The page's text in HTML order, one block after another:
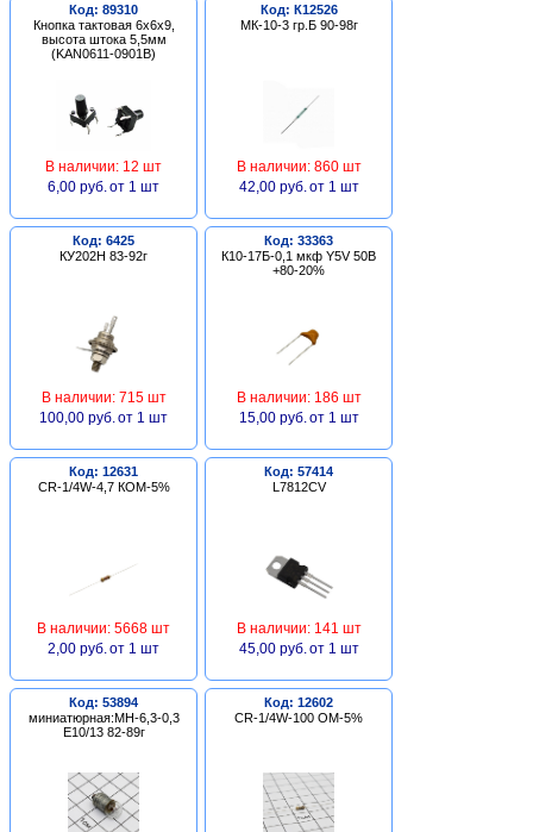
Код: 89310
Кнопка тактовая 6х6х9,
высота штока 5,5мм
(KAN0611-0901B)
В наличии: 12 шт
6,00 руб. от 1 шт
Код: К12526
МК-10-3 гр.Б 90-98г
В наличии: 860 шт
42,00 руб. от 1 шт
Код: 6425
КУ202Н 83-92г
В наличии: 715 шт
100,00 руб. от 1 шт
Код: 33363
К10-17Б-0,1 мкф Y5V 50В
+80-20%
В наличии: 186 шт
15,00 руб. от 1 шт
Код: 12631
CR-1/4W-4,7 КОМ-5%
В наличии: 5668 шт
2,00 руб. от 1 шт
Код: 57414
L7812CV
В наличии: 141 шт
45,00 руб. от 1 шт
Код: 53894
миниатюрная:МН-6,3-0,3
Е10/13 82-89г
Код: 12602
CR-1/4W-100 ОМ-5%